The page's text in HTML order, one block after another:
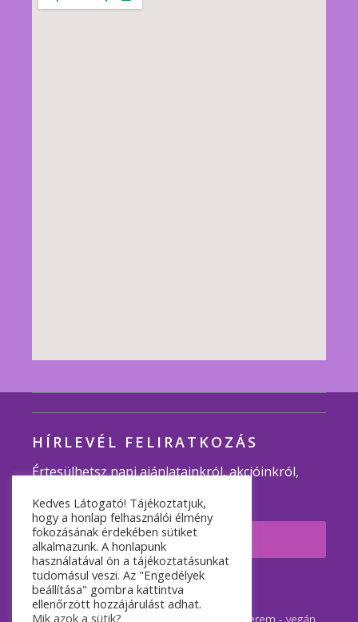
HÍRLEVÉL FELIRATKOZÁS
Értesülhetsz napi ajánlatainkról, akcióinkról,
Feliratkozom
© 2007-2026 Minden jog fenntartva.
Kedves Látogató! Tájékoztatjuk,
hogy a honlap felhasználói élmény
fokozásának érdekében sütiket
alkalmazunk. A honlapunk
használatával ön a tájékoztatásunkat
tudomásul veszi. Az "Engedélyek
beállítása" gombra kattintva
ellenőrzött hozzájárulást adhat.
Mik azok a sütik?